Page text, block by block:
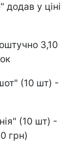
додав у ціні
3,10
(10 шт) -
(10 шт) -
грн)